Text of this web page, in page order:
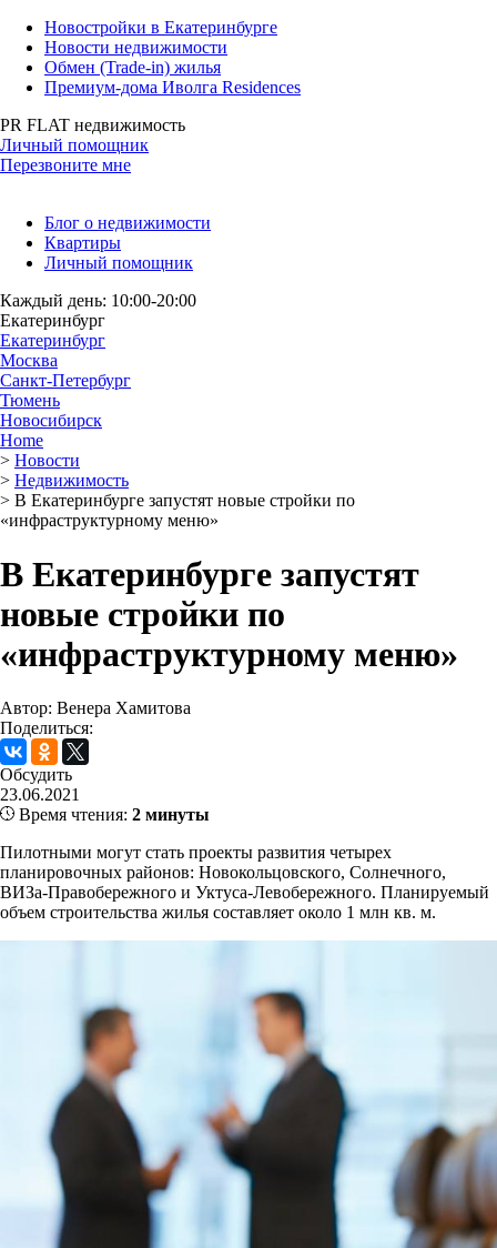
Новостройки в Екатеринбурге
Новости недвижимости
Обмен (Trade-in) жилья
Премиум-дома Иволга Residences
PR FLAT недвижимость
Личный помощник
Перезвоните мне
Блог о недвижимости
Квартиры
Личный помощник
Каждый день: 10:00-20:00
Екатеринбург
Екатеринбург
Москва
Санкт-Петербург
Тюмень
Новосибирск
Home
> Новости
> Недвижимость
> В Екатеринбурге запустят новые стройки по
«инфраструктурному меню»
В Екатеринбурге запустят
новые стройки по
«инфраструктурному меню»
Автор: Венера Хамитова
Поделиться:
Обсудить
23.06.2021
Время чтения: 2 минуты
Пилотными могут стать проекты развития четырех
планировочных районов: Новокольцовского, Солнечного,
ВИЗа-Правобережного и Уктуса-Левобережного. Планируемый
объем строительства жилья составляет около 1 млн кв. м.